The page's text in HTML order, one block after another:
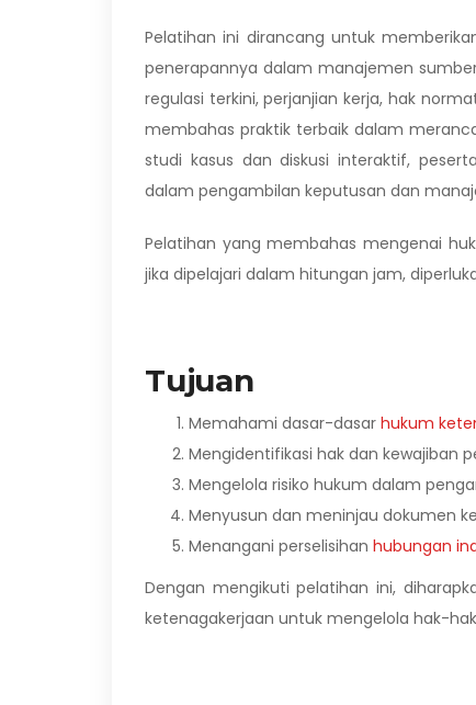
Pelatihan ini dirancang untuk
penerapannya dalam manajemen
regulasi terkini, perjanjian kerja, hak
membahas praktik terbaik dalam
studi kasus dan diskusi interaktif,
dalam pengambilan keputusan dan
Pelatihan yang membahas mengenai
jika dipelajari dalam hitungan jam,
Tujuan
Memahami dasar-dasar hukum
Mengidentifikasi hak dan kewajiban
Mengelola risiko hukum dalam
Menyusun dan meninjau dokumen
Menangani perselisihan hubungan
Dengan mengikuti pelatihan ini,
ketenagakerjaan untuk mengelola hak-